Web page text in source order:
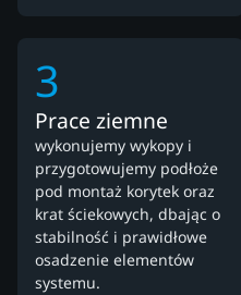
3
Prace ziemne
wykonujemy wykopy i
przygotowujemy podłoże
pod montaż korytek oraz
krat ściekowych, dbając o
stabilność i prawidłowe
osadzenie elementów
systemu.